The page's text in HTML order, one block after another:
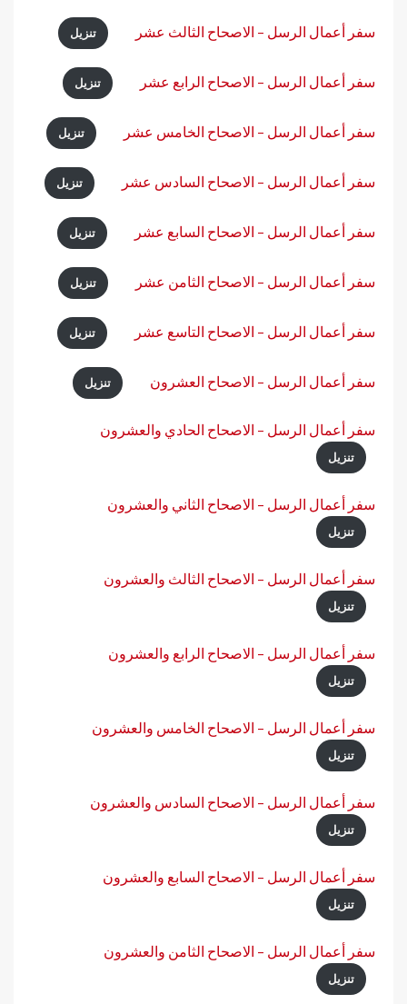
سفر أعمال الرسل – الاصحاح الثالث عشر تنزيل
سفر أعمال الرسل – الاصحاح الرابع عشر تنزيل
سفر أعمال الرسل – الاصحاح الخامس عشر تنزيل
سفر أعمال الرسل – الاصحاح السادس عشر تنزيل
سفر أعمال الرسل – الاصحاح السابع عشر تنزيل
سفر أعمال الرسل – الاصحاح الثامن عشر تنزيل
سفر أعمال الرسل – الاصحاح التاسع عشر تنزيل
سفر أعمال الرسل – الاصحاح العشرون تنزيل
سفر أعمال الرسل – الاصحاح الحادي والعشرون
تنزيل
سفر أعمال الرسل – الاصحاح الثاني والعشرون
تنزيل
سفر أعمال الرسل – الاصحاح الثالث والعشرون
تنزيل
سفر أعمال الرسل – الاصحاح الرابع والعشرون
تنزيل
سفر أعمال الرسل – الاصحاح الخامس والعشرون
تنزيل
سفر أعمال الرسل – الاصحاح السادس والعشرون
تنزيل
سفر أعمال الرسل – الاصحاح السابع والعشرون
تنزيل
سفر أعمال الرسل – الاصحاح الثامن والعشرون
تنزيل